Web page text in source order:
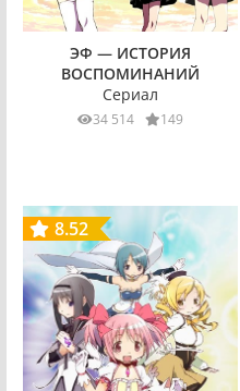
ЭФ — ИСТОРИЯ
ВОСПОМИНАНИЙ
Сериал
34 514 149
8.52